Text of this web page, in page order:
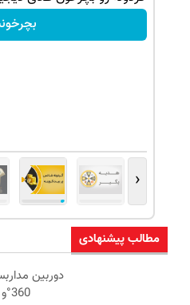
‹
مطالب پیشنهادی
دوربین
360°و سازگار با اندروید و ios